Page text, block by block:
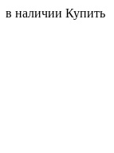
в наличии Купить